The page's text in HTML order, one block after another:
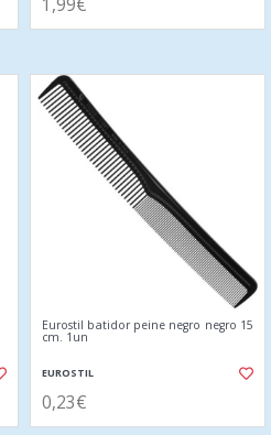
Eurostil batidor peine negro negro 15
cm. 1un
EUROSTIL
0,23€